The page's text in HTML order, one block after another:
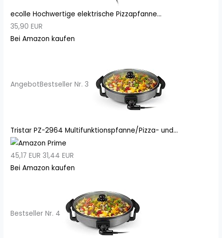
ecolle Hochwertige elektrische Pizzapfanne...
35,90 EUR
Bei Amazon kaufen
AngebotBestseller Nr. 3
Tristar PZ-2964 Multifunktionspfanne/Pizza- und...
45,17 EUR 31,44 EUR
Bei Amazon kaufen
Bestseller Nr. 4